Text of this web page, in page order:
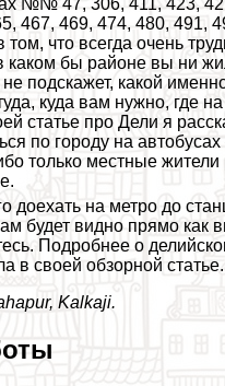
№№ 47, 306, 411, 423,
467, 469, 474, 480, 491,
том, что всегда очень
каком бы районе вы ни
подскажет, какой
куда вам нужно, где
статье про Дели я
по городу на
только местные жители
доехать на метро до
будет видно прямо как
Подробнее о
в своей обзорной статье.
Kalkaji.